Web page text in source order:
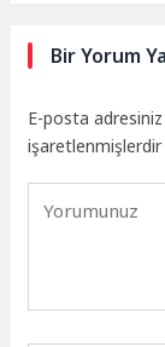
Bir Yorum
E-posta
işaretlenmişlerdir